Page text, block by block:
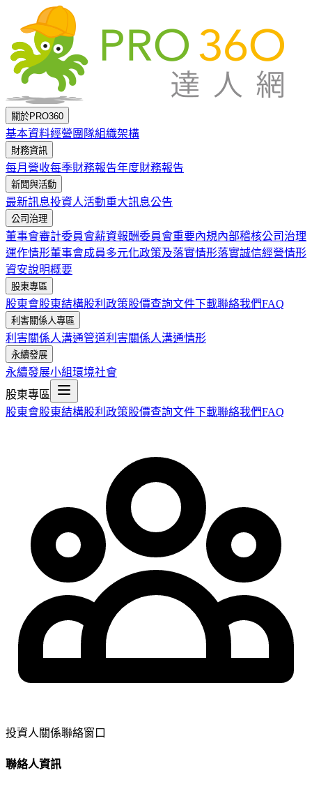
跳到主要內容
關於PRO360
基本資料經營團隊組織架構
財務資訊
每月營收每季財務報告年度財務報告
新聞與活動
最新訊息投資人活動重大訊息公告
公司治理
董事會審計委員會薪資報酬委員會重要內規內部稽核公司治理
運作情形董事會成員多元化政策及落實情形落實誠信經營情形
資安說明概要
股東專區
股東會股東結構股利政策股價查詢文件下載聯絡我們FAQ
利害關係人專區
利害關係人溝通管道利害關係人溝通情形
永續發展
永續發展小組環境社會
股東專區
股東會股東結構股利政策股價查詢文件下載聯絡我們FAQ
投資人關係聯絡窗口
聯絡人資訊